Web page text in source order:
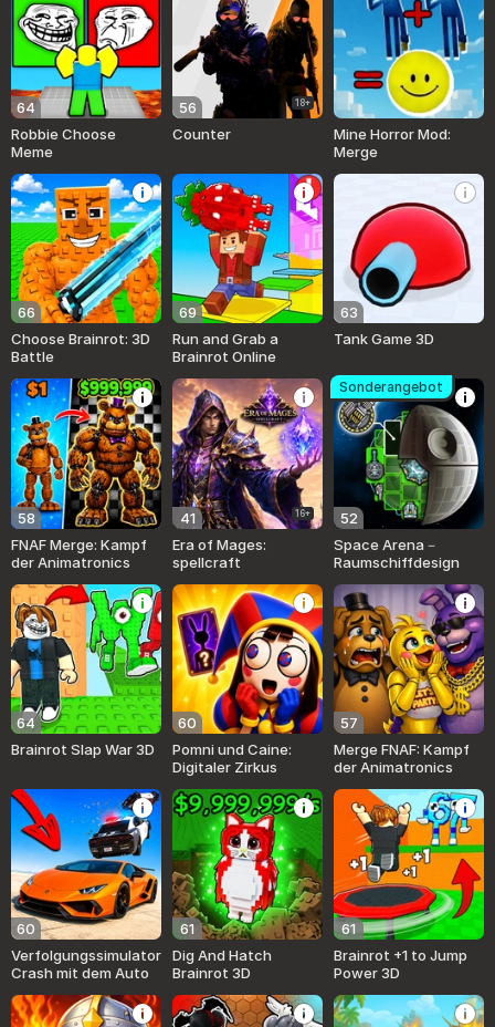
64
Robbie Choose
Meme
56 18+
Counter
Mine Horror Mod:
Merge
66
Choose Brainrot: 3D
Battle
69
Run and Grab a
Brainrot Online
63
Tank Game 3D
58
FNAF Merge: Kampf
der Animatronics
41 16+
Era of Mages:
spellcraft
52
Sonderangebot
Space Arena－
Raumschiffdesign
64
Brainrot Slap War 3D
60
Pomni und Caine:
Digitaler Zirkus
57
Merge FNAF: Kampf
der Animatronics
60
Verfolgungssimulator:
Crash mit dem Auto
61
Dig And Hatch
Brainrot 3D
61
Brainrot +1 to Jump
Power 3D